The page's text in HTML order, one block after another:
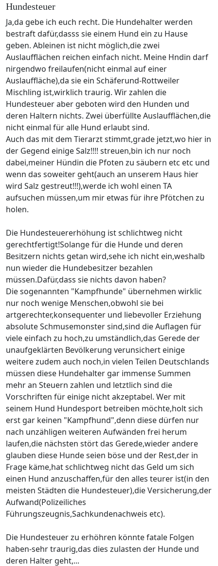
Hundesteuer
Ja,da gebe ich euch recht. Die Hundehalter werden
bestraft dafür,dasss sie einem Hund ein zu Hause
geben. Ableinen ist nicht möglich,die zwei
Auslaufflächen reichen einfach nicht. Meine Hndin darf
nirgendwo freilaufen(nicht einmal auf einer
Auslauffläche),da sie ein Schäferund-Rottweiler
Mischling ist,wirklich traurig. Wir zahlen die
Hundesteuer aber geboten wird den Hunden und
deren Haltern nichts. Zwei überfüllte Auslaufflächen,die
nicht einmal für alle Hund erlaubt sind.
Auch das mit dem Tierarzt stimmt,grade jetzt,wo hier in
der Gegend einige Salz!!!! streuen,bin ich nur noch
dabei,meiner Hündin die Pfoten zu säubern etc etc und
wenn das soweiter geht(auch an unserem Haus hier
wird Salz gestreut!!!),werde ich wohl einen TA
aufsuchen müssen,um mir etwas für ihre Pfötchen zu
holen.
Die Hundesteuererhöhung ist schlichtweg nicht
gerechtfertigt!Solange für die Hunde und deren
Besitzern nichts getan wird,sehe ich nicht ein,weshalb
nun wieder die Hundebesitzer bezahlen
müssen.Dafür,dass sie nichts davon haben?
Die sogenannten "Kampfhunde" übernehmen wirklic
nur noch wenige Menschen,obwohl sie bei
artgerechter,konsequenter und liebevoller Erziehung
absolute Schmusemonster sind,sind die Auflagen für
viele einfach zu hoch,zu umständlich,das Gerede der
unaufgeklärten Bevölkerung verunsichert einige
weitere zudem auch noch,in vielen Teilen Deutschlands
müssen diese Hundehalter gar immense Summen
mehr an Steuern zahlen und letztlich sind die
Vorschriften für einige nicht akzeptabel. Wer mit
seinem Hund Hundesport betreiben möchte,holt sich
erst gar keinen "Kampfhund",denn diese dürfen nur
nach unzähligen weiteren Aufwänden frei herum
laufen,die nächsten stört das Gerede,wieder andere
glauben diese Hunde seien böse und der Rest,der in
Frage käme,hat schlichtweg nicht das Geld um sich
einen Hund anzuschaffen,für den alles teurer ist(in den
meisten Städten die Hundesteuer),die Versicherung,der
Aufwand(Polizeiliches
Führungszeugnis,Sachkundenachweis etc).
Die Hundesteuer zu erhöhren könnte fatale Folgen
haben-sehr traurig,das dies zulasten der Hunde und
deren Halter geht,...